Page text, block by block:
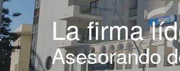
La firma
Asesorando